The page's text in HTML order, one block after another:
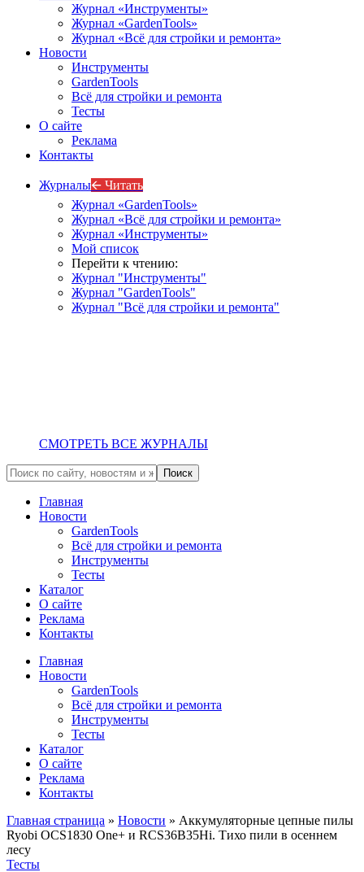
Журнал «Инструменты»
Журнал «GardenTools»
Журнал «Всё для стройки и ремонта»
Новости
Инструменты
GardenTools
Всё для стройки и ремонта
Тесты
О сайте
Реклама
Контакты
Журналы🡨 Читать
Журнал «GardenTools»
Журнал «Всё для стройки и ремонта»
Журнал «Инструменты»
Мой список
Перейти к чтению:
Журнал "Инструменты"
Журнал "GardenTools"
Журнал "Всё для стройки и ремонта"
СМОТРЕТЬ ВСЕ ЖУРНАЛЫ
Главная
Новости
GardenTools
Всё для стройки и ремонта
Инструменты
Тесты
Каталог
О сайте
Реклама
Контакты
Главная
Новости
GardenTools
Всё для стройки и ремонта
Инструменты
Тесты
Каталог
О сайте
Реклама
Контакты
Главная страница » Новости » Аккумуляторные цепные пилы
Ryobi OCS1830 One+ и RCS36B35Hi. Тихо пили в осеннем
лесу
Тесты